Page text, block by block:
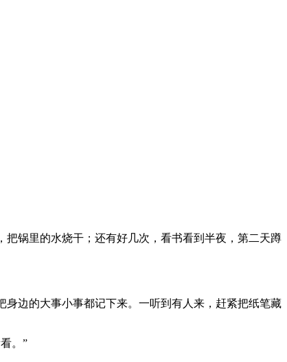
锅里的水烧干；还有好几次，看书看到半夜，第二天蹲
边的大事小事都记下来。一听到有人来，赶紧把纸笔藏
。”